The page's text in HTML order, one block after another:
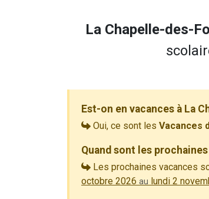
La Chapelle-des-
Est-on en vacances à La
Oui, ce sont les Vacances
Quand sont les
Les prochaines vacances
octobre 2026 au lundi 2